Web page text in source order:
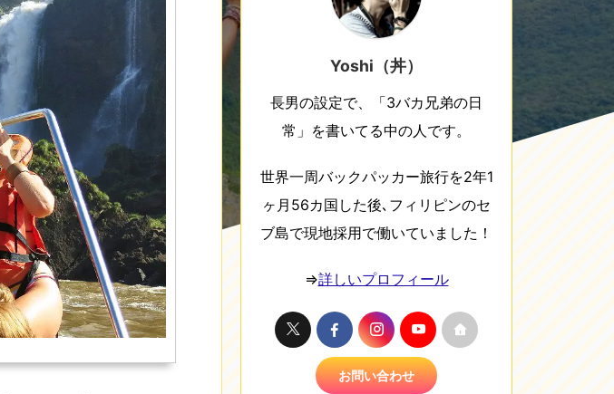
Yoshi（丼）
長男の設定で、「3バカ兄弟の日
常」を書いてる中の人です。
世界一周バックパッカー旅行を2年1
ヶ月56カ国した後､フィリピンのセ
ブ島で現地採用で働いていました！
⇒詳しいプロフィール
お問い合わせ